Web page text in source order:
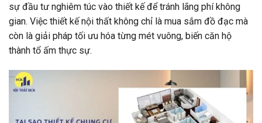
sự đầu tư nghiêm túc vào thiết kế để tránh lãng phí không
gian. Việc thiết kế nội thất không chỉ là mua sắm đồ đạc mà
còn là giải pháp tối ưu hóa từng mét vuông, biến căn hộ
thành tổ ấm thực sự.